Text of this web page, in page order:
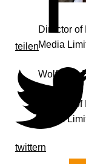
teilen
twittern
Director of
Media
Wolfgang
Director
Media